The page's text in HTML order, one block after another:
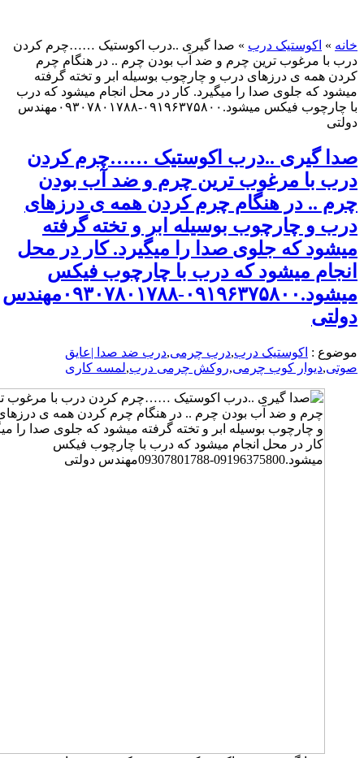
اکوستیک درب» صدا گیری ..درب اکوستیک ……چرم کردن
مرغوب ترین چرم و ضد آب بودن چرم .. در هنگام چرم
ی درزهای درب و چارچوب بوسیله ابر و تخته گرفته
جلوی صدا را میگیرد. کار در محل انجام میشود که درب
با چارچوب فیکس میشود.۰۹۱۹۶۳۷۵۸۰۰-۰۹۳۰۷۸۰۱۷۸۸مهندس
گیری ..درب اکوستیک ……چرم کردن
مرغوب ترین چرم و ضد آب بودن
در هنگام چرم کردن همه ی درزهای
چارچوب بوسیله ابر و تخته گرفته
که جلوی صدا را میگیرد. کار در محل
میشود که درب با چارچوب فیکس
میشود.۰۹۱۹۶۳۷۵۸۰۰-۰۹۳۰۷۸۰۱۷۸۸مهندس
:اکوستیک درب,درب چرمی, درب ضد صدا |عایق
دیوار کوب چرمی, روکش چرمی درب,لمسه کاری